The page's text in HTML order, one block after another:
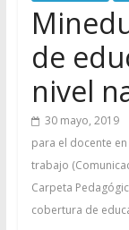
de
nivel
30 mayo, 2019
para el docente
trabajo
Carpeta
cobertura de